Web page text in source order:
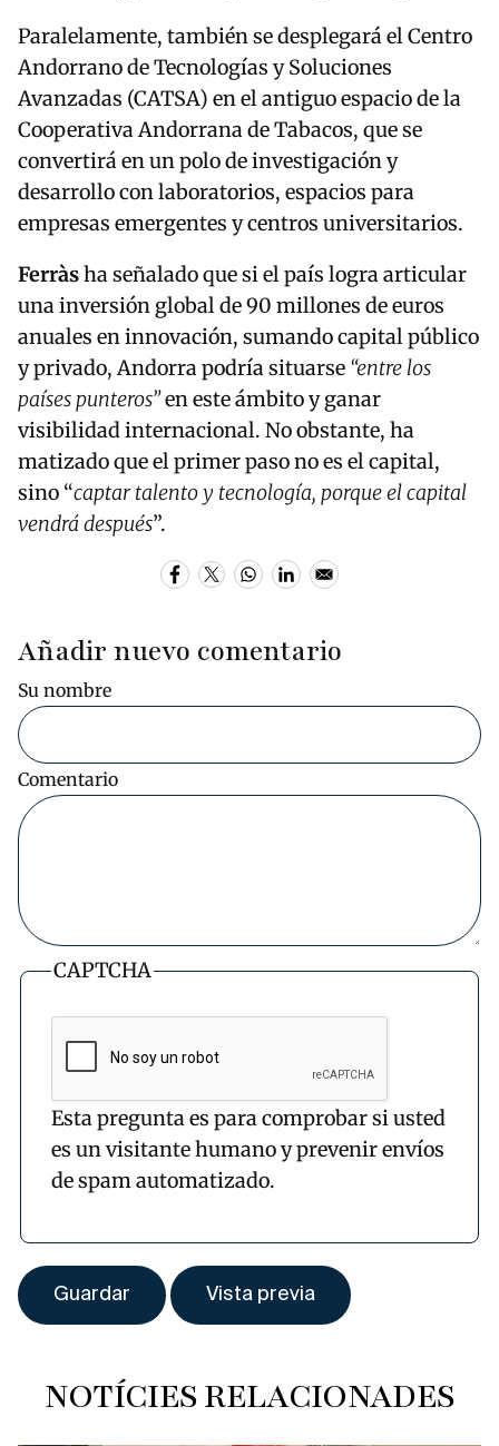
Paralelamente, también se desplegará el Centro
Andorrano de Tecnologías y Soluciones
Avanzadas (CATSA) en el antiguo espacio de la
Cooperativa Andorrana de Tabacos, que se
convertirá en un polo de investigación y
desarrollo con laboratorios, espacios para
empresas emergentes y centros universitarios.
Ferràsha señalado que si el país logra articular
una inversión global de 90 millones de euros
anuales en innovación, sumando capital público
y privado, Andorra podría situarse “entre los
países punteros”en este ámbito y ganar
visibilidad internacional. No obstante, ha
matizado que el primer paso no es el capital,
sino “captar talento y tecnología, porque el capital
vendrá después”.
Añadir nuevo comentario
Su nombre
Comentario
CAPTCHA
Esta pregunta es para comprobar si usted
es un visitante humano y prevenir envíos
de spam automatizado.
NOTÍCIES RELACIONADES